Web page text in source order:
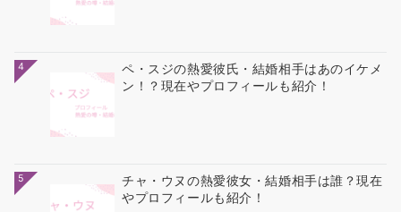
4
ペ・スジの熱愛彼氏・結婚相手はあのイケメ
ン！？現在やプロフィールも紹介！
5
チャ・ウヌの熱愛彼女・結婚相手は誰？現在
やプロフィールも紹介！